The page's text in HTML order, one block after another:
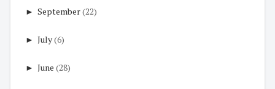
► September(22)
► July(6)
► June (28)